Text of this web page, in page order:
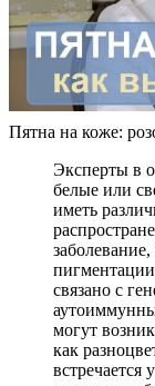
Пятна на коже:
Эксперты в
белые или
иметь
связано с
могут
как
встречается